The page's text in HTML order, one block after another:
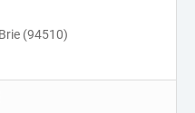
(94510)